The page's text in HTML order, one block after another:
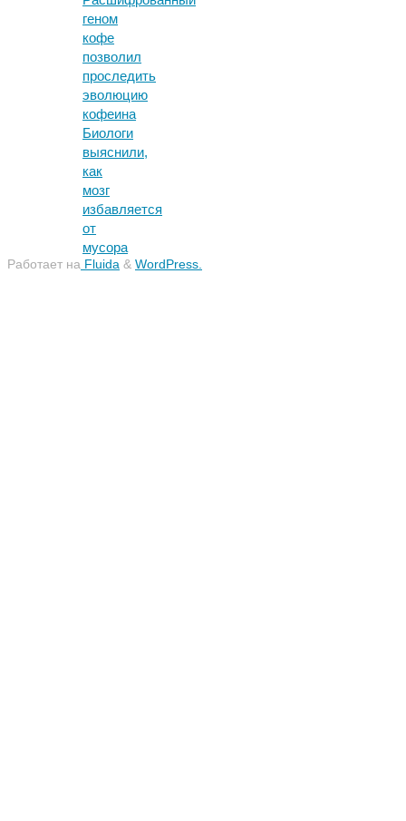
геном
кофе
позволил
проследить
эволюцию
кофеина
Биологи
выяснили,
как
мозг
избавляется
от
мусора
Работает на Fluida & WordPress.